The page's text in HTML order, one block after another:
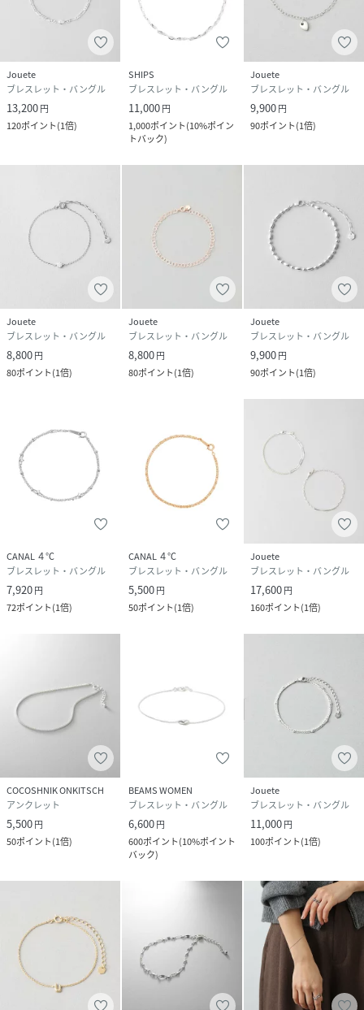
Jouete
ブレスレット・バングル
13,200円
120ポイント(1倍)
SHIPS
ブレスレット・バングル
11,000円
1,000ポイント(10%ポイン
トバック)
Jouete
ブレスレット・バングル
9,900円
90ポイント(1倍)
Jouete
ブレスレット・バングル
8,800円
80ポイント(1倍)
Jouete
ブレスレット・バングル
8,800円
80ポイント(1倍)
Jouete
ブレスレット・バングル
9,900円
90ポイント(1倍)
CANAL ４℃
ブレスレット・バングル
7,920円
72ポイント(1倍)
CANAL ４℃
ブレスレット・バングル
5,500円
50ポイント(1倍)
Jouete
ブレスレット・バングル
17,600円
160ポイント(1倍)
COCOSHNIK ONKITSCH
アンクレット
5,500円
50ポイント(1倍)
BEAMS WOMEN
ブレスレット・バングル
6,600円
600ポイント(10%ポイント
バック)
Jouete
ブレスレット・バングル
11,000円
100ポイント(1倍)